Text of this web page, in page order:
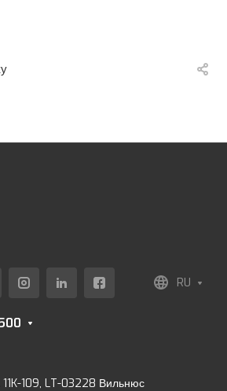
RU
11K-109, LT-03228 Вильнюс